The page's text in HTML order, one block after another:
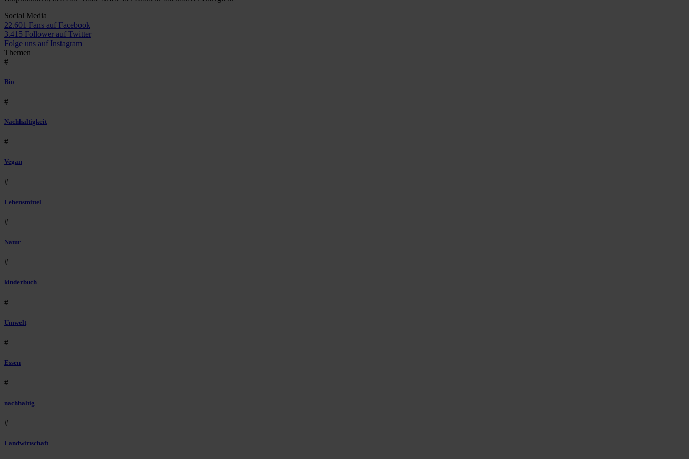
Social Media
22.601 Fans auf Facebook
3.415 Follower auf Twitter
Folge uns auf Instagram
Themen
#
Bio
#
Nachhaltigkeit
#
Vegan
#
Lebensmittel
#
Natur
#
kinderbuch
#
Umwelt
#
Essen
#
nachhaltig
#
Landwirtschaft